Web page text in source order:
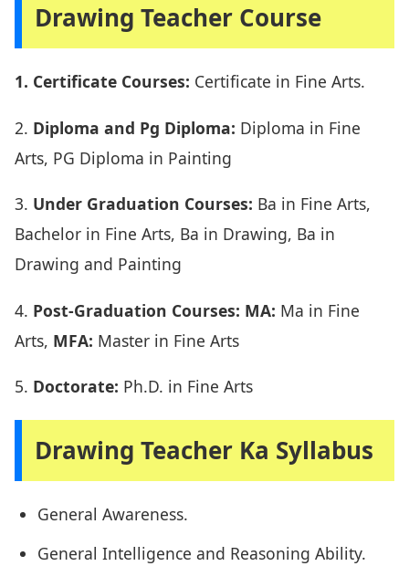
Drawing Teacher Course
1. Certificate Courses: Certificate in Fine Arts.
2. Diploma and Pg Diploma: Diploma in Fine
Arts, PG Diploma in Painting
3. Under Graduation Courses: Ba in Fine Arts,
Bachelor in Fine Arts, Ba in Drawing, Ba in
Drawing and Painting
4. Post-Graduation Courses: MA: Ma in Fine
Arts, MFA: Master in Fine Arts
5. Doctorate: Ph.D. in Fine Arts
Drawing Teacher Ka Syllabus
General Awareness.
General Intelligence and Reasoning Ability.